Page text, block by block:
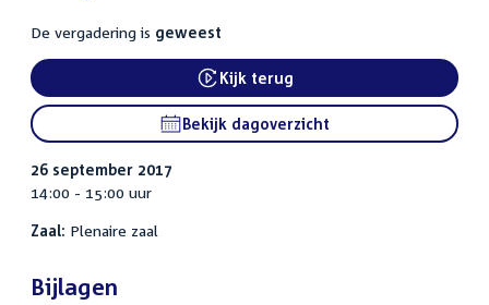
De vergadering is geweest
External link:
Kijk terug
Bekijk dagoverzicht
26 september 2017
14:00 - 15:00 uur
Zaal: Plenaire zaal
Bijlagen